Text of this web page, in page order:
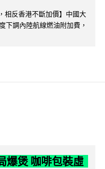
相反香港不斷加價】中國大
下調內陸航線燃油附加費，
爆煲 咖啡包裝虛